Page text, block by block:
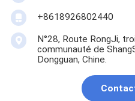
+8618926802440
N°28, Route RongJi,
communauté de
Dongguan, Chine.